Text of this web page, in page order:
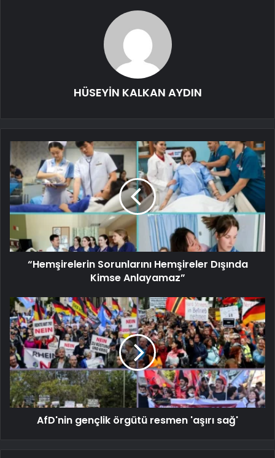
HÜSEYİN KALKAN AYDIN
“Hemşirelerin Sorunlarını Hemşireler Dışında
Kimse Anlayamaz”
AfD'nin gençlik örgütü resmen 'aşırı sağ'